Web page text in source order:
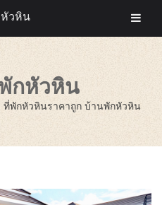
กหัวหิน
ที่พักหัวหินราคาถูก บ้านพักหัวหิน
วหิน